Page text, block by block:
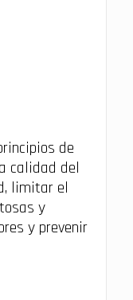
de
calidad del
limitar el
y
y prevenir